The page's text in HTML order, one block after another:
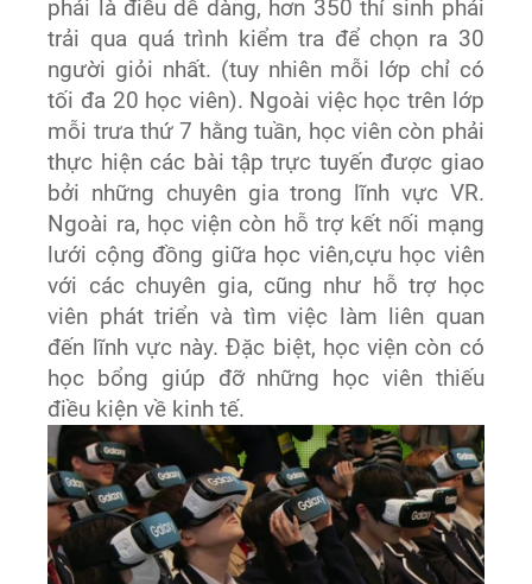
phải là điều dễ dàng, hơn 350 thí sinh phải
trải qua quá trình kiểm tra để chọn ra 30
người giỏi nhất. (tuy nhiên mỗi lớp chỉ có
tối đa 20 học viên). Ngoài việc học trên lớp
mỗi trưa thứ 7 hằng tuần, học viên còn phải
thực hiện các bài tập trực tuyến được giao
bởi những chuyên gia trong lĩnh vực VR.
Ngoài ra, học viện còn hỗ trợ kết nối mạng
lưới cộng đồng giữa học viên,cựu học viên
với các chuyên gia, cũng như hỗ trợ học
viên phát triển và tìm việc làm liên quan
đến lĩnh vực này. Đặc biệt, học viện còn có
học bổng giúp đỡ những học viên thiếu
điều kiện về kinh tế.